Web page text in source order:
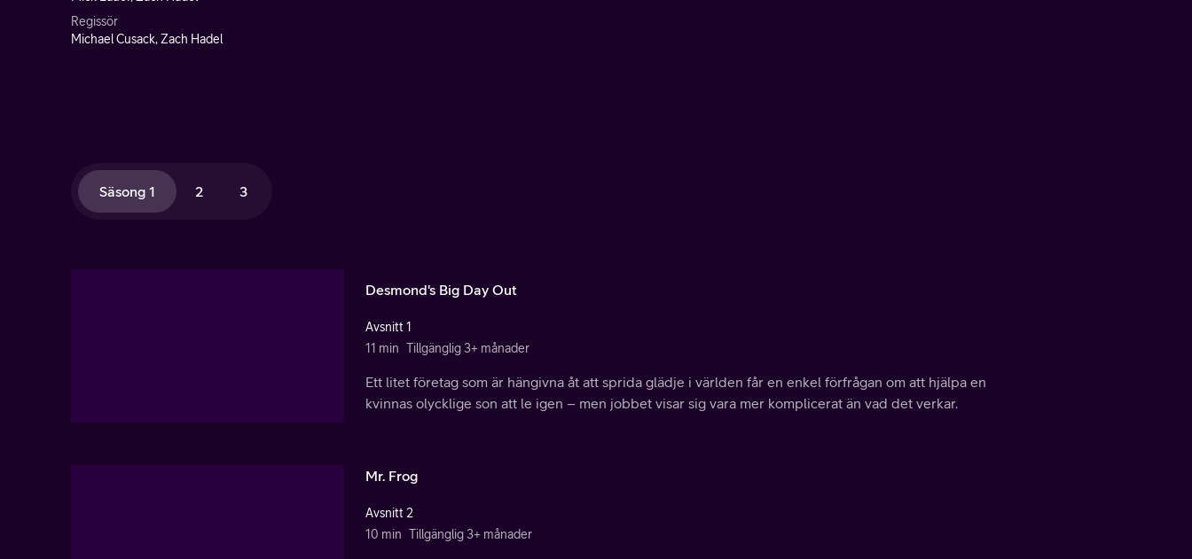
Regissör
Michael Cusack, Zach Hadel
Säsong 1 2 3
Desmond's Big Day Out
Avsnitt 1
11 min Tillgänglig 3+ månader
Ett litet företag som är hängivna åt att sprida glädje i världen får en enkel förfrågan om att hjälpa en
kvinnas olycklige son att le igen – men jobbet visar sig vara mer komplicerat än vad det verkar.
Mr. Frog
Avsnitt 2
10 min Tillgänglig 3+ månader